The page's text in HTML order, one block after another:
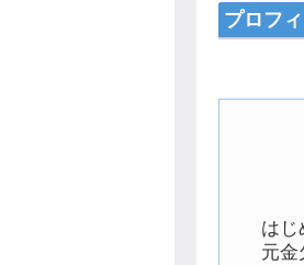
プロフ
はじ
元金